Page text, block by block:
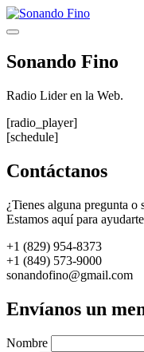
Saltar
al
Menú
Sonando Fino
Radio Lider en la Web.
[radio_player]
[schedule]
Contáctanos
¿Tienes alguna pregunta o
Estamos aquí para
+1 (829) 954-8373
+1 (849) 573-9000
sonandofino@gmail.com
Envíanos un
Nombre